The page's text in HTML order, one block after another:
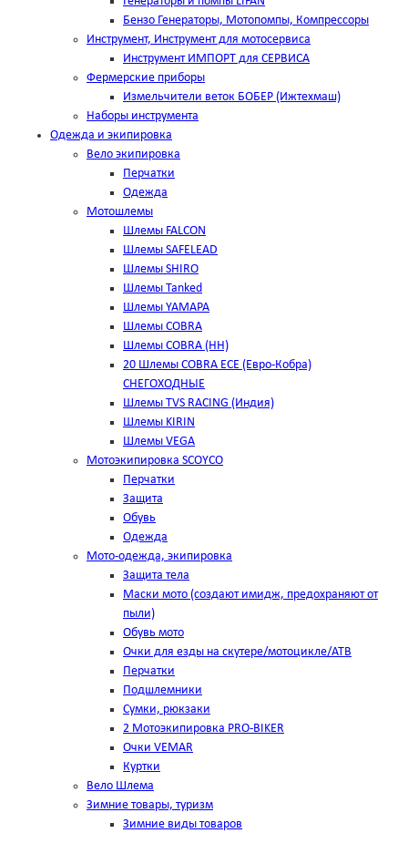
Бензо Генераторы, Мотопомпы, Компрессоры
Инструмент, Инструмент для мотосервиса
Инструмент ИМПОРТ для СЕРВИСА
Фермерские приборы
Измельчители веток БОБЕР (Ижтехмаш)
Наборы инструмента
Одежда и экипировка
Вело экипировка
Перчатки
Одежда
Мотошлемы
Шлемы FALCON
Шлемы SAFELEAD
Шлемы SHIRO
Шлемы Tanked
Шлемы YAMAPA
Шлемы COBRA
Шлемы COBRA (HH)
20 Шлемы COBRA ECE (Евро-Кобра)
СНЕГОХОДНЫЕ
Шлемы TVS RACING (Индия)
Шлемы KIRIN
Шлемы VEGA
Мотоэкипировка SCOYCO
Перчатки
Защита
Обувь
Одежда
Мото-одежда, экипировка
Защита тела
Маски мото (создают имидж, предохраняют от
пыли)
Обувь мото
Очки для езды на скутере/мотоцикле/АТВ
Перчатки
Подшлемники
Сумки, рюкзаки
2 Мотоэкипировка PRO-BIKER
Очки VEMAR
Куртки
Вело Шлема
Зимние товары, туризм
Зимние виды товаров